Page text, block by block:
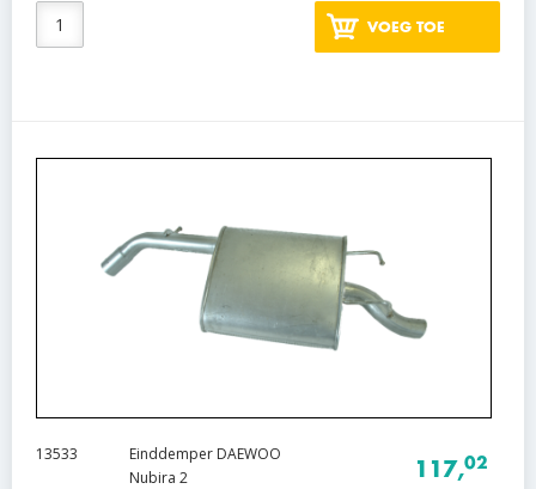
VOEG TOE
13533
Einddemper DAEWOO
Nubira 2
117,02